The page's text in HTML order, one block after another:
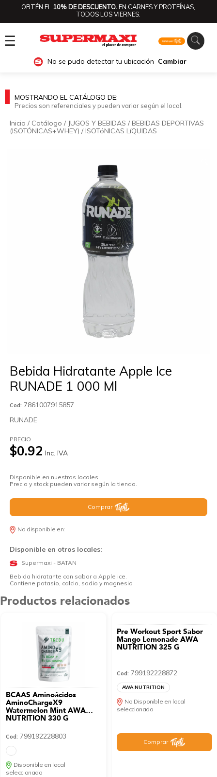
OBTÉN EL 10% DE DESCUENTO.EN CARNES Y PROTEÍNAS,
TODOS LOS VIERNES.
☰
No se pudo detectar tu ubicación Cambiar
MOSTRANDO EL CATÁLOGO DE:
Precios son referenciales y pueden variar según el local.
Inicio / Catálogo / JUGOS Y BEBIDAS / BEBIDAS DEPORTIVAS
(ISOTÓNICAS+WHEY) / ISOTóNICAS LíQUIDAS
Bebida Hidratante Apple Ice
RUNADE 1 000 Ml
Cod: 7861007915857
RUNADE
PRECIO
$0.92 Inc. IVA
Disponible en nuestros locales.
Precio y stock pueden variar según la tienda.
Comprar
No disponible en:
Disponible en otros locales:
Supermaxi - BATAN
Bebida hidratante con sabor a Apple ice.
Contiene potasio, calcio, sodio y magnesio
Productos relacionados
BCAAS Aminoácidos
AminoChargeX9
Watermelon Mint AWA
NUTRITION 330 G
Cod: 799192228803
Disponible en local
seleccionado
Pre Workout Sport Sabor
Mango Lemonade AWA
NUTRITION 325 G
Cod: 799192228872
AWA NUTRITION
No Disponible en local
seleccionado
Comprar